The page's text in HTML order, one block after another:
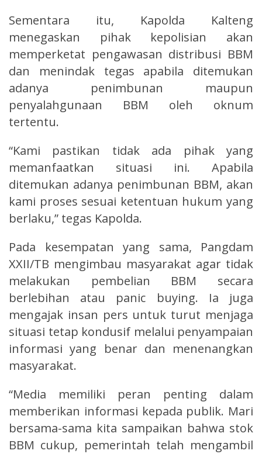
Sementara itu, Kapolda Kalteng
menegaskan pihak kepolisian akan
memperketat pengawasan distribusi BBM
dan menindak tegas apabila ditemukan
adanya penimbunan maupun
penyalahgunaan BBM oleh oknum
tertentu.
“Kami pastikan tidak ada pihak yang
memanfaatkan situasi ini. Apabila
ditemukan adanya penimbunan BBM, akan
kami proses sesuai ketentuan hukum yang
berlaku,” tegas Kapolda.
Pada kesempatan yang sama, Pangdam
XXII/TB mengimbau masyarakat agar tidak
melakukan pembelian BBM secara
berlebihan atau panic buying. Ia juga
mengajak insan pers untuk turut menjaga
situasi tetap kondusif melalui penyampaian
informasi yang benar dan menenangkan
masyarakat.
“Media memiliki peran penting dalam
memberikan informasi kepada publik. Mari
bersama-sama kita sampaikan bahwa stok
BBM cukup, pemerintah telah mengambil